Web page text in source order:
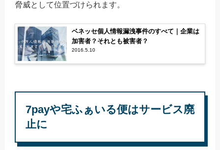
脅威として位置づけられます。
ベネッセ個人情報漏洩事件のすべて｜企業は
加害者？それとも被害者？
2016.5.10
7payや宅ふぁいる便はサービス廃
止に